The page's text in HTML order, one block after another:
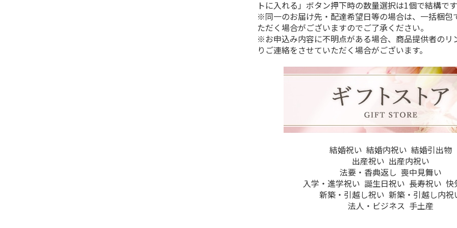
トに入れる」ボタン押下時の数量選択は1個で結構で
※同一のお届け先・配達希望日等の場合は、一括梱包
ただく場合がございますのでご了承ください。
※お申込み内容に不明点がある場合、商品提供者のリ
りご連絡をさせていただく場合がございます。
結婚祝い 結婚内祝い 結婚引出物
出産祝い 出産内祝い
法要・香典返し 喪中見舞い
入学・進学祝い 誕生日祝い 長寿祝い 快
新築・引越し祝い 新築・引越し内祝
法人・ビジネス 手土産